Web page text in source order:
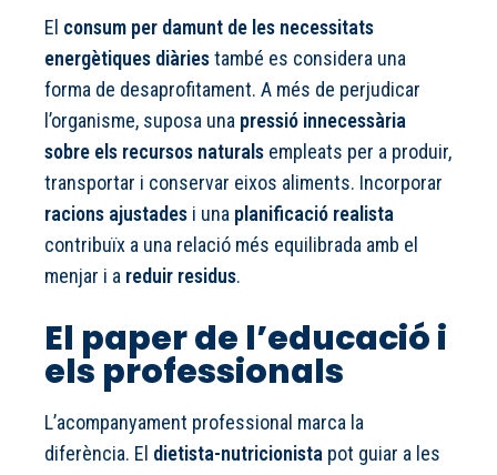
El consum per damunt de les necessitats
energètiques diàriestambé es considera una
forma de desaprofitament. A més de perjudicar
l’organisme, suposa una pressió innecessària
sobre els recursos naturals empleats per a produir,
transportar i conservar eixos aliments. Incorporar
racions ajustades i una planificació realista
contribuïx a una relació més equilibrada amb el
menjar i a reduir residus.
El paper de l’educació i
els professionals
L’acompanyament professional marca la
diferència. El dietista-nutricionista pot guiar a les